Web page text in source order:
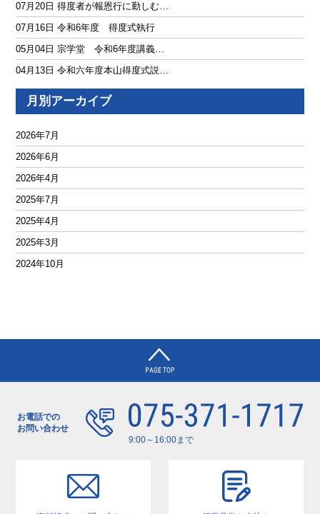
07月20日 得度者が報恩行に勤しむ…
07月16日 令和6年度 得度式執行
05月04日 宗学堂 令和6年度講義…
04月13日 令和六年度本山得度式説…
04月11日 仏教学院宗学堂 京都・…
04月09日 仏教学院宗学堂 第16回…
08月19日 当別院僧徒 教化活動レ…
08月13日 当別院僧徒 教化活動レ…
08月06日 当別院僧徒 教化活動レ…
07月30日 当別院僧徒 教化活動レ…
07月23日 当別院僧徒 教化活動レ…
01月24日 当別院僧徒 教化活動レ…
01月10日 当別院僧徒 教化活動レ…
11月19日 当別院僧徒 教化活動レ…
月別アーカイブ
2026年7月
2026年6月
2026年4月
2025年7月
2025年4月
2025年3月
2024年10月
2023年6月
2023年5月
お電話での
お問い合わせ
9:00～16:00まで